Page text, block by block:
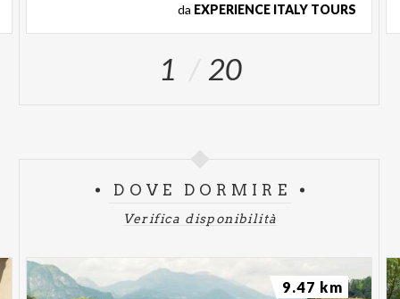
da EXPERIENCE ITALY TOURS
1 20
DOVE DORMIRE
Verifica disponibilità
9.47 km